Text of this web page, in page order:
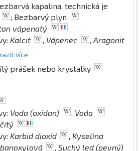
kapalina, technická je
; Bezbarvý plyn
vápenatý
Kalcit , Vápenec , Aragonit
více
prášek nebo krystalky
Voda (oxidan) , Voda
Karbid dioxid , Kyselina
, Suchý led (pevný)